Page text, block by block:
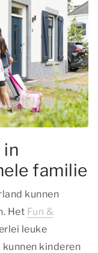
familie
kunnen
Het Fun &
leuke
kunnen kinderen